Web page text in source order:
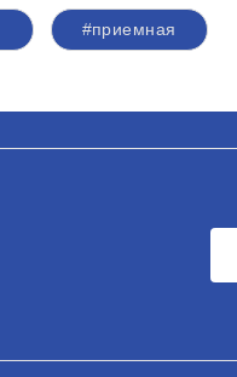
#приемная